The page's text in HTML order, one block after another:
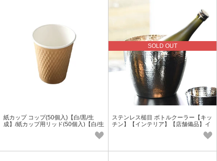
紙カップ コップ(50個入)【白/黒/生
成】/紙カップ用リッド(50個入)【白/生
SOLD OUT
ステンレス槌目 ボトルクーラー【キッ
チン】【インテリア】【店舗備品】イ